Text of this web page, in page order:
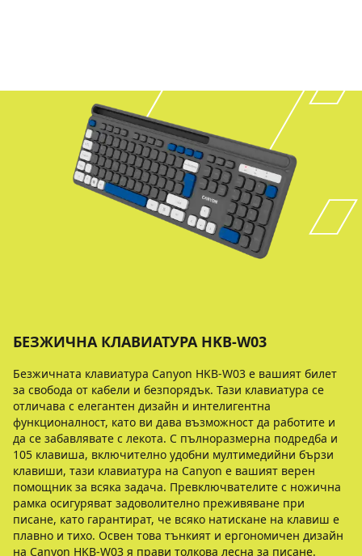
БЕЗЖИЧНА КЛАВИАТУРА HKB-W03
Безжичната клавиатура Canyon HKB-W03 е вашият билет
за свобода от кабели и безпорядък. Тази клавиатура се
отличава с елегантен дизайн и интелигентна
функционалност, като ви дава възможност да работите и
да се забавлявате с лекота. С пълноразмерна подредба и
105 клавиша, включително удобни мултимедийни бързи
клавиши, тази клавиатура на Canyon е вашият верен
помощник за всяка задача. Превключвателите с ножична
рамка осигуряват задоволително преживяване при
писане, като гарантират, че всяко натискане на клавиш е
плавно и тихо. Освен това тънкият и ергономичен дизайн
на Canyon HKB-W03 я прави толкова лесна за писане.